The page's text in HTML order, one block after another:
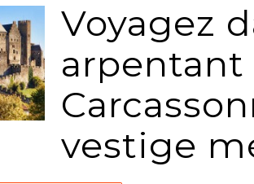
Photographies
Robot
Musique
Cinema
Google+
Mentions Légales
Voyagez
arpentant
vestige